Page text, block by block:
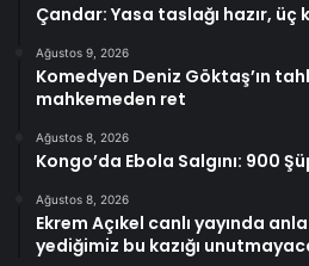
Çandar: Yasa taslağı hazır, üç
Ağustos 9, 2026
Komedyen Deniz Göktaş’ın
mahkemeden ret
Ağustos 8, 2026
Kongo’da Ebola Salgını: 900
Ağustos 8, 2026
Ekrem Açıkel canlı yayında
yediğimiz bu kazığı